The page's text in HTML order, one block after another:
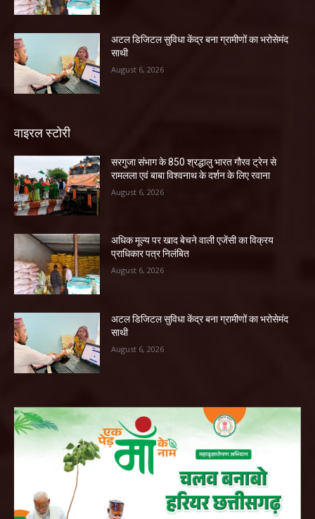
अटल डिजिटल सुविधा केंद्र बना ग्रामीणों का भरोसेमंद
साथी
August 6, 2026
वाइरल स्टोरी
सरगुजा संभाग के 850 श्रद्धालु भारत गौरव ट्रेन से
रामलला एवं बाबा विश्वनाथ के दर्शन के लिए रवाना
August 6, 2026
अधिक मूल्य पर खाद बेचने वाली एजेंसी का विक्रय
प्राधिकार पत्र निलंबित
August 6, 2026
अटल डिजिटल सुविधा केंद्र बना ग्रामीणों का भरोसेमंद
साथी
August 6, 2026